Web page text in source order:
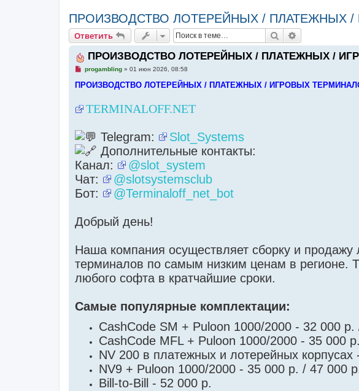
ПРОИЗВОДСТВО ЛОТЕРЕЙНЫХ / ПЛАТЕЖНЫХ
Ответить Поиск
ПРОИЗВОДСТВО ЛОТЕРЕЙНЫХ / ПЛАТЕЖНЫХ /
Н
п
ч
и
н
н
о
е
с
о
о
щ
е
progambling» 01 июн 2026, 08:58
ПРОИЗВОДСТВО ЛОТЕРЕЙНЫХ / ПЛАТЕЖНЫХ / ИГРОВЫХ
TERMINALOFF.NET
Telegram:
Slot_Systems
Дополнительные контакты:
Канал:
@slot_system
Чат:
@slotsystemsclub
Бот:
@Terminaloff_net_bot
Добрый день!
Наша компания осуществляет сборку и
терминалов по самым низким ценам в регионе.
любого софта в кратчайшие сроки.
Самые популярные комплектации:
CashCode SM + Puloon 1000/2000 - 32 000 р.
CashCode MFL + Puloon 1000/2000 - 35 000
NV 200 в платежных и лотерейных корпусах
NV9 + Puloon 1000/2000 - 35 000 р. / 47 000
Bill-to-Bill - 52 000 р.